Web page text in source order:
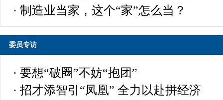
· 制造业当家，这个“家”怎么当？
委员专访
· 要想“破圈”不妨“抱团”
· 招才添智引“凤凰” 全力以赴拼经济